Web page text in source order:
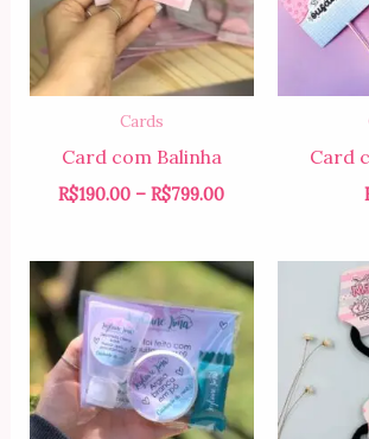
Cards
Card com Balinha
R$190.00 – R$799.00
Card
Faixa
de
preço:
R$5.00
através
R$12.00